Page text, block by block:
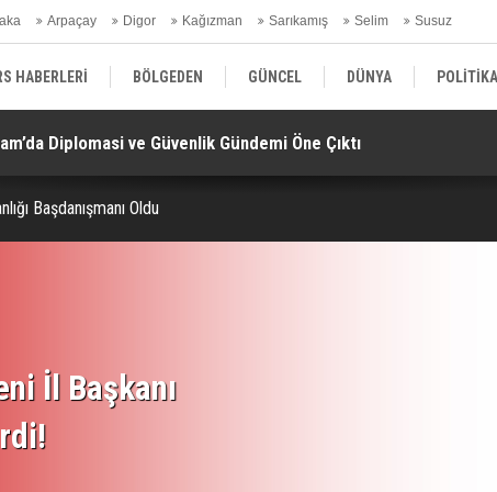
Arpaçay Digor Kağızman Sarıkamış Selim Susuz
HABERLERİ BÖLGEDEN GÜNCEL DÜNYA POLİTİKA
EKONOMİ | FİNANS | OTOMOTİV KÜLTÜR | SANAT | MAGAZİN
Diplomasi ve Güvenlik Gündemi Öne Çıktı!
CHP ve HÜDA PAR da İmzacı Oldu!
Başdanışmanı Oldu
İl Başkanı